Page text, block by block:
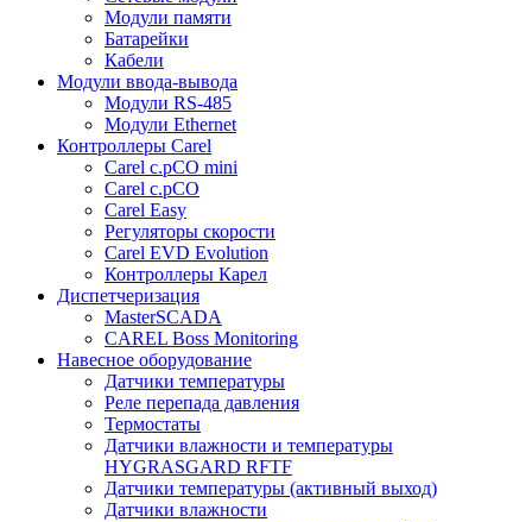
Модули памяти
Батарейки
Кабели
Модули ввода-вывода
Модули RS-485
Модули Ethernet
Контроллеры Carel
Carel c.pCO mini
Carel c.pCO
Carel Easy
Регуляторы скорости
Carel EVD Evolution
Контроллеры Карел
Диспетчеризация
MasterSCADA
CAREL Boss Monitoring
Навесное оборудование
Датчики температуры
Реле перепада давления
Термостаты
Датчики влажности и температуры
HYGRASGARD RFTF
Датчики температуры (активный выход)
Датчики влажности